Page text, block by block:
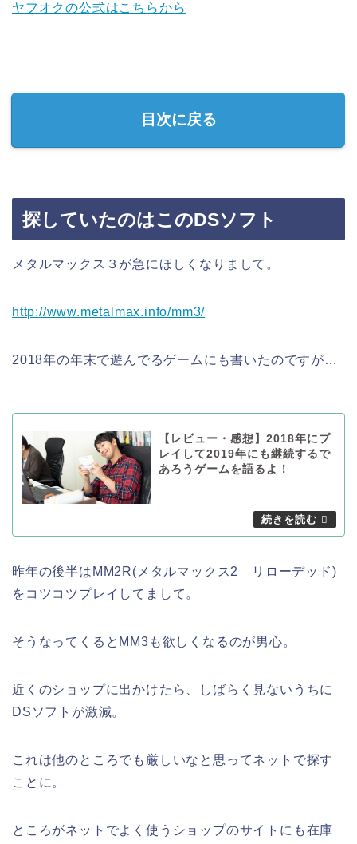
ヤフオクの公式はこちらから
目次に戻る
探していたのはこのDSソフト
メタルマックス３が急にほしくなりまして。
http://www.metalmax.info/mm3/
2018年の年末で遊んでるゲームにも書いたのですが…
【レビュー・感想】2018年にプ
レイして2019年にも継続するで
あろうゲームを語るよ！
昨年の後半はMM2R(メタルマックス2 リローデッド)
をコツコツプレイしてまして。
そうなってくるとMM3も欲しくなるのが男心。
近くのショップに出かけたら、しばらく見ないうちに
DSソフトが激減。
これは他のところでも厳しいなと思ってネットで探す
ことに。
ところがネットでよく使うショップのサイトにも在庫